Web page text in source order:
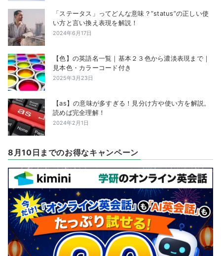
「ステータス」ってどんな意味？”status”の正しい使
い方と言い換え表現を解説！
2024年6月17日
【色】の英語名一覧｜基本２３色から濃淡表現まで｜
見本色・カラーコード付き
2025年3月23日
【as】の意味が多すぎる！見分け方や使い方を解説。
読めば完全理解！
2024年2月1日
8月10日までのお得なキャンペーン